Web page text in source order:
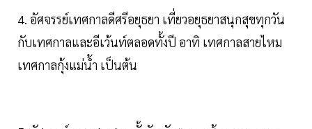
4. อัศจรรย์เทศกาลดีศรีอยุธยา เที่ยวอยุธยาสนุกสุขทุกวัน
กับเทศกาลและอีเว้นท์ตลอดทั้งปี อาทิ เทศกาลสายไหม
เทศกาลกุ้งแม่น้ำ เป็นต้น